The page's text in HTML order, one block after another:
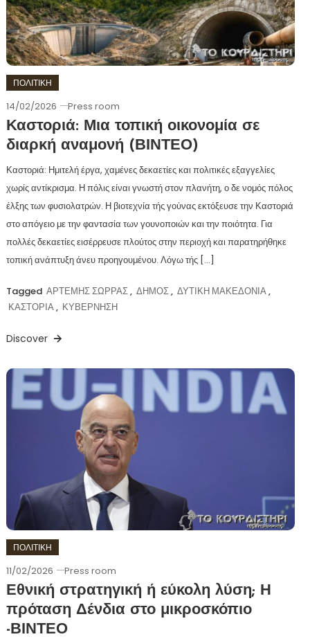
ΠΟΛΙΤΙΚΗ
14/02/2026 Press room
Καστοριά: Μια τοπική οικονομία σε
διαρκή αναμονή (ΒΙΝΤΕΟ)
Καστοριά: Ημιτελή έργα, χαμένες δεκαετίες και πολιτικές εξαγγελίες
χωρίς αντίκρισμα. Η πόλις είναι γνωστή στον πλανήτη, ο δε νομός πόλος
έλξης των φυσιολατρών. Η βιοτεχνία τής γούνας εκτόξευσε την Καστοριά
στο απόγειο με την φαντασία των γουνοποιών και την ποιότητα. Για
πολλές δεκαετίες εισέρρευσε πλούτος στην περιοχή και παρατηρήθηκε
τοπική ανάπτυξη άνευ προηγουμένου. Λόγω τής […]
Tagged ΑΡΤΕΜΗΣ ΣΩΡΡΑΣ, ΔΗΜΟΣ, ΔΥΤΙΚΗ ΜΑΚΕΔΟΝΙΑ,
ΚΑΣΤΟΡΙΑ, ΚΥΒΕΡΝΗΣΗ
Discover
ΠΟΛΙΤΙΚΗ
11/02/2026 Press room
Εθνική στρατηγική ή εύκολη λύση; Η
πρόταση Δένδια στο μικροσκόπιο
-ΒΙΝΤΕΟ